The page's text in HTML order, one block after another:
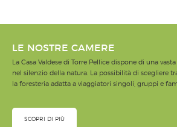
LE NOSTRE CAMERE
La Casa Valdese di Torre Pellice dispone di una
nel silenzio della natura. La possibilità di scegliere
la foresteria adatta a viaggiatori singoli, gruppi e
SCOPRI DI PIÙ